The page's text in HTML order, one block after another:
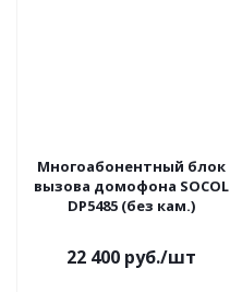
Многоабонентный блок
вызова домофона SOCOL
DP5485 (без кам.)
22 400 руб./шт